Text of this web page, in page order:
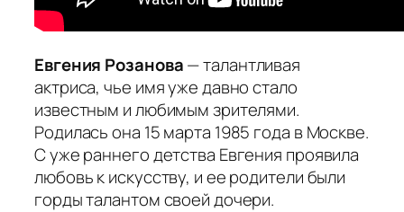
Евгения Розанова— талантливая
актриса, чье имя уже давно стало
известным и любимым зрителями.
Родилась она 15 марта 1985 года в Москве.
С уже раннего детства Евгения проявила
любовь к искусству, и ее родители были
горды талантом своей дочери.